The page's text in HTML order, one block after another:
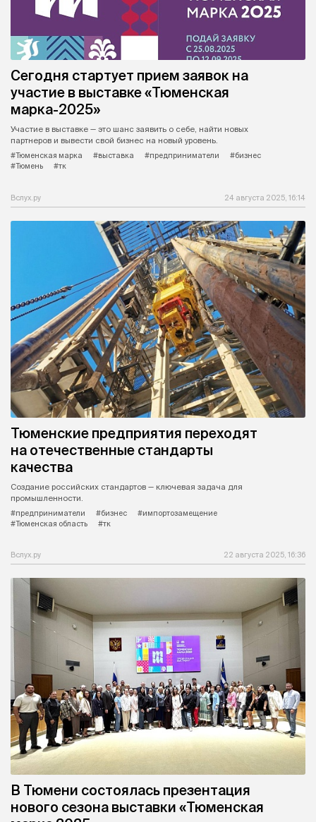
Сегодня стартует прием заявок на
участие в выставке «Тюменская
марка-2025»
Участие в выставке — это шанс заявить о себе, найти новых
партнеров и вывести свой бизнес на новый уровень.
#Тюменская марка
#выставка #предприниматели
#бизнес
#Тюмень
#тк
Вслух.ру 24 августа 2025, 16:14
Тюменские предприятия переходят
на отечественные стандарты
качества
Создание российских стандартов — ключевая задача для
промышленности.
#предприниматели
#бизнес
#импортозамещение
#Тюменская область
#тк
Вслух.ру 22 августа 2025, 16:36
В Тюмени состоялась презентация
нового сезона выставки «Тюменская